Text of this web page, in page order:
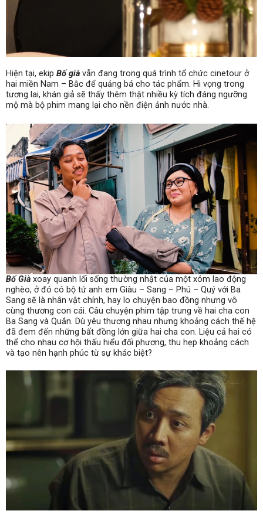
Hiện tại, ekip Bố già vẫn đang trong quá trình tổ chức cinetour ở
hai miền Nam – Bắc để quảng bá cho tác phẩm. Hi vọng trong
tương lai, khán giả sẽ thấy thêm thật nhiều kỳ tích đáng ngưỡng
mộ mà bộ phim mang lại cho nền điện ảnh nước nhà.
Bố Già xoay quanh lối sống thường nhật của một xóm lao động
nghèo, ở đó có bộ tứ anh em Giàu – Sang – Phú – Quý với Ba
Sang sẽ là nhân vật chính, hay lo chuyện bao đồng nhưng vô
cùng thương con cái. Câu chuyện phim tập trung về hai cha con
Ba Sang và Quắn. Dù yêu thương nhau nhưng khoảng cách thế hệ
đã đem đến những bất đồng lớn giữa hai cha con. Liệu cả hai có
thể cho nhau cơ hội thấu hiểu đối phương, thu hẹp khoảng cách
và tạo nên hạnh phúc từ sự khác biệt?